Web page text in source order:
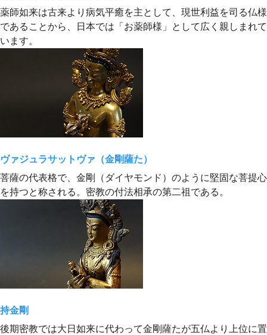
薬師如来は古来より病気平癒を主として、現世利益を司る仏様
であることから、日本では「お薬師様」として広く親しまれて
います。
ヴァジュラサットヴァ（金剛薩た）
菩薩の代表格で、金剛（ダイヤモンド）のように堅固な菩提心
を持つと称される。密教の付法相承の第二祖である。
持金剛
後期密教では大日如来に代わって金剛薩たが五仏より上位に置